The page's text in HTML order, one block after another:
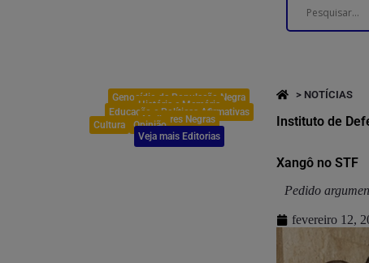
Genocídio da População Negra
História e Memória
Educação e Políticas Afirmativas
Mulheres Negras
Cultura
Opinião
Veja mais Editorias
> NOTÍCIAS
Instituto de
Xangô no STF
Pedido
fevereiro 12,